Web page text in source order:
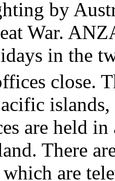
by
War.
in the
close.
are held
There
which are